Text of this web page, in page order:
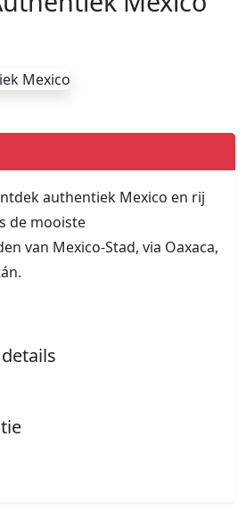
authentiek Mexico en rij
de mooiste
van Mexico-Stad, via Oaxaca,